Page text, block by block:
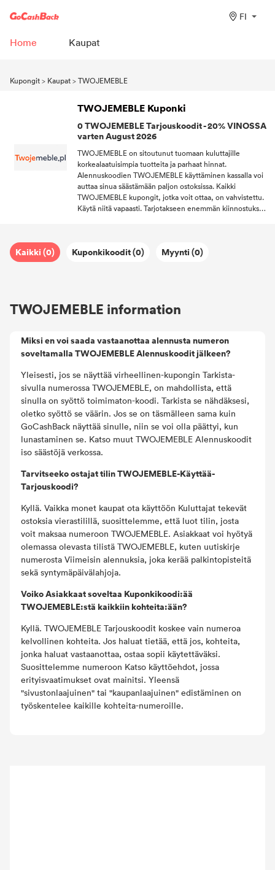
FI
Home Kaupat
Kupongit> Kaupat>TWOJEMEBLE
TWOJEMEBLE Kuponki
0 TWOJEMEBLE Tarjouskoodit - 20% VINOSSA
varten August 2026
TWOJEMEBLE on sitoutunut tuomaan kuluttajille
korkealaatuisimpia tuotteita ja parhaat hinnat.
Alennuskoodien TWOJEMEBLE käyttäminen kassalla voi
auttaa sinua säästämään paljon ostoksissa. Kaikki
TWOJEMEBLE kupongit, jotka voit ottaa, on vahvistettu.
Käytä niitä vapaasti. Tarjotakseen enemmän kiinnostuksen
Nauti ostoksista kotona! Tilaa DealAM ja nauti seuraavista
Kaikki (0) Kuponkikoodit (0) Myynti (0)
TWOJEMEBLE information
Miksi en voi saada vastaanottaa alennusta numeron
soveltamalla TWOJEMEBLE Alennuskoodit jälkeen?
Yleisesti, jos se näyttää virheellinen-kupongin Tarkista-
sivulla numerossa TWOJEMEBLE, on mahdollista, että
sinulla on syöttö toimimaton-koodi. Tarkista se nähdäksesi,
oletko syöttö se väärin. Jos se on täsmälleen sama kuin
GoCashBack näyttää sinulle, niin se voi olla päättyi, kun
lunastaminen se. Katso muut TWOJEMEBLE Alennuskoodit
iso säästöjä verkossa.
Tarvitseeko ostajat tilin TWOJEMEBLE-Käyttää-
Tarjouskoodi?
Kyllä. Vaikka monet kaupat ota käyttöön Kuluttajat tekevät
ostoksia vierastilillä, suosittelemme, että luot tilin, josta
voit maksaa numeroon TWOJEMEBLE. Asiakkaat voi hyötyä
olemassa olevasta tilistä TWOJEMEBLE, kuten uutiskirje
numerosta Viimeisin alennuksia, joka kerää palkintopisteitä
sekä syntymäpäivälahjoja.
Voiko Asiakkaat soveltaa Kuponkikoodi:ää
TWOJEMEBLE:stä kaikkiin kohteita:ään?
Kyllä. TWOJEMEBLE Tarjouskoodit koskee vain numeroa
kelvollinen kohteita. Jos haluat tietää, että jos, kohteita,
jonka haluat vastaanottaa, ostaa sopii käytettäväksi.
Suosittelemme numeroon Katso käyttöehdot, jossa
erityisvaatimukset ovat mainitsi. Yleensä
"sivustonlaajuinen" tai "kaupanlaajuinen" edistäminen on
työskentelee kaikille kohteita-numeroille.